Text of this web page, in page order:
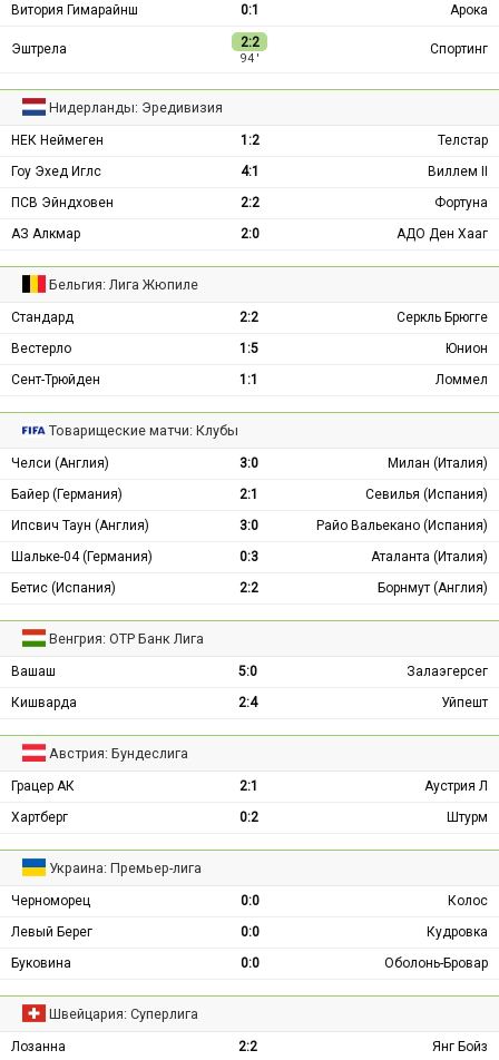
Витория Гимарайнш 0:1 Арока
Эштрела 2:2
94 ′
Спортинг
Нидерланды: Эредивизия
НЕК Неймеген 1:2
Телстар
Гоу Эхед Иглс
4:1
Виллем II
ПСВ Эйндховен
2:2
Фортуна
АЗ Алкмар
2:0 АДО Ден Хааг
Бельгия: Лига Жюпиле
Стандард 2:2
Серкль Брюгге
Вестерло
1:5
Юнион
Сент-Трюйден
1:1 Ломмел
Товарищеские матчи: Клубы
Челси (Англия) 3:0
Милан (Италия)
Байер (Германия)
2:1
Севилья (Испания)
Ипсвич Таун (Англия)
3:0
Райо Вальекано (Испания)
Шальке-04 (Германия)
0:3
Аталанта (Италия)
Бетис (Испания)
2:2 Борнмут (Англия)
Венгрия: ОТР Банк Лига
Вашаш 5:0
Залаэгерсег
Кишварда
2:4 Уйпешт
Австрия: Бундеслига
Грацер АК 2:1
Аустрия Л
Хартберг
0:2 Штурм
Украина: Премьер-лига
Черноморец 0:0
Колос
Левый Берег
0:0
Кудровка
Буковина
0:0 Оболонь-Бровар
Швейцария: Суперлига
Лозанна 2:2
Янг Бойз